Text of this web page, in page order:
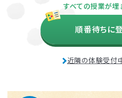
すべての授業が埋
順番待ちに
近隣の体験受付